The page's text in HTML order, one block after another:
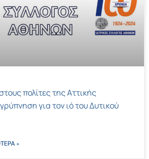
πολίτες της Αττικής
για τον ιό του Δυτικού
»